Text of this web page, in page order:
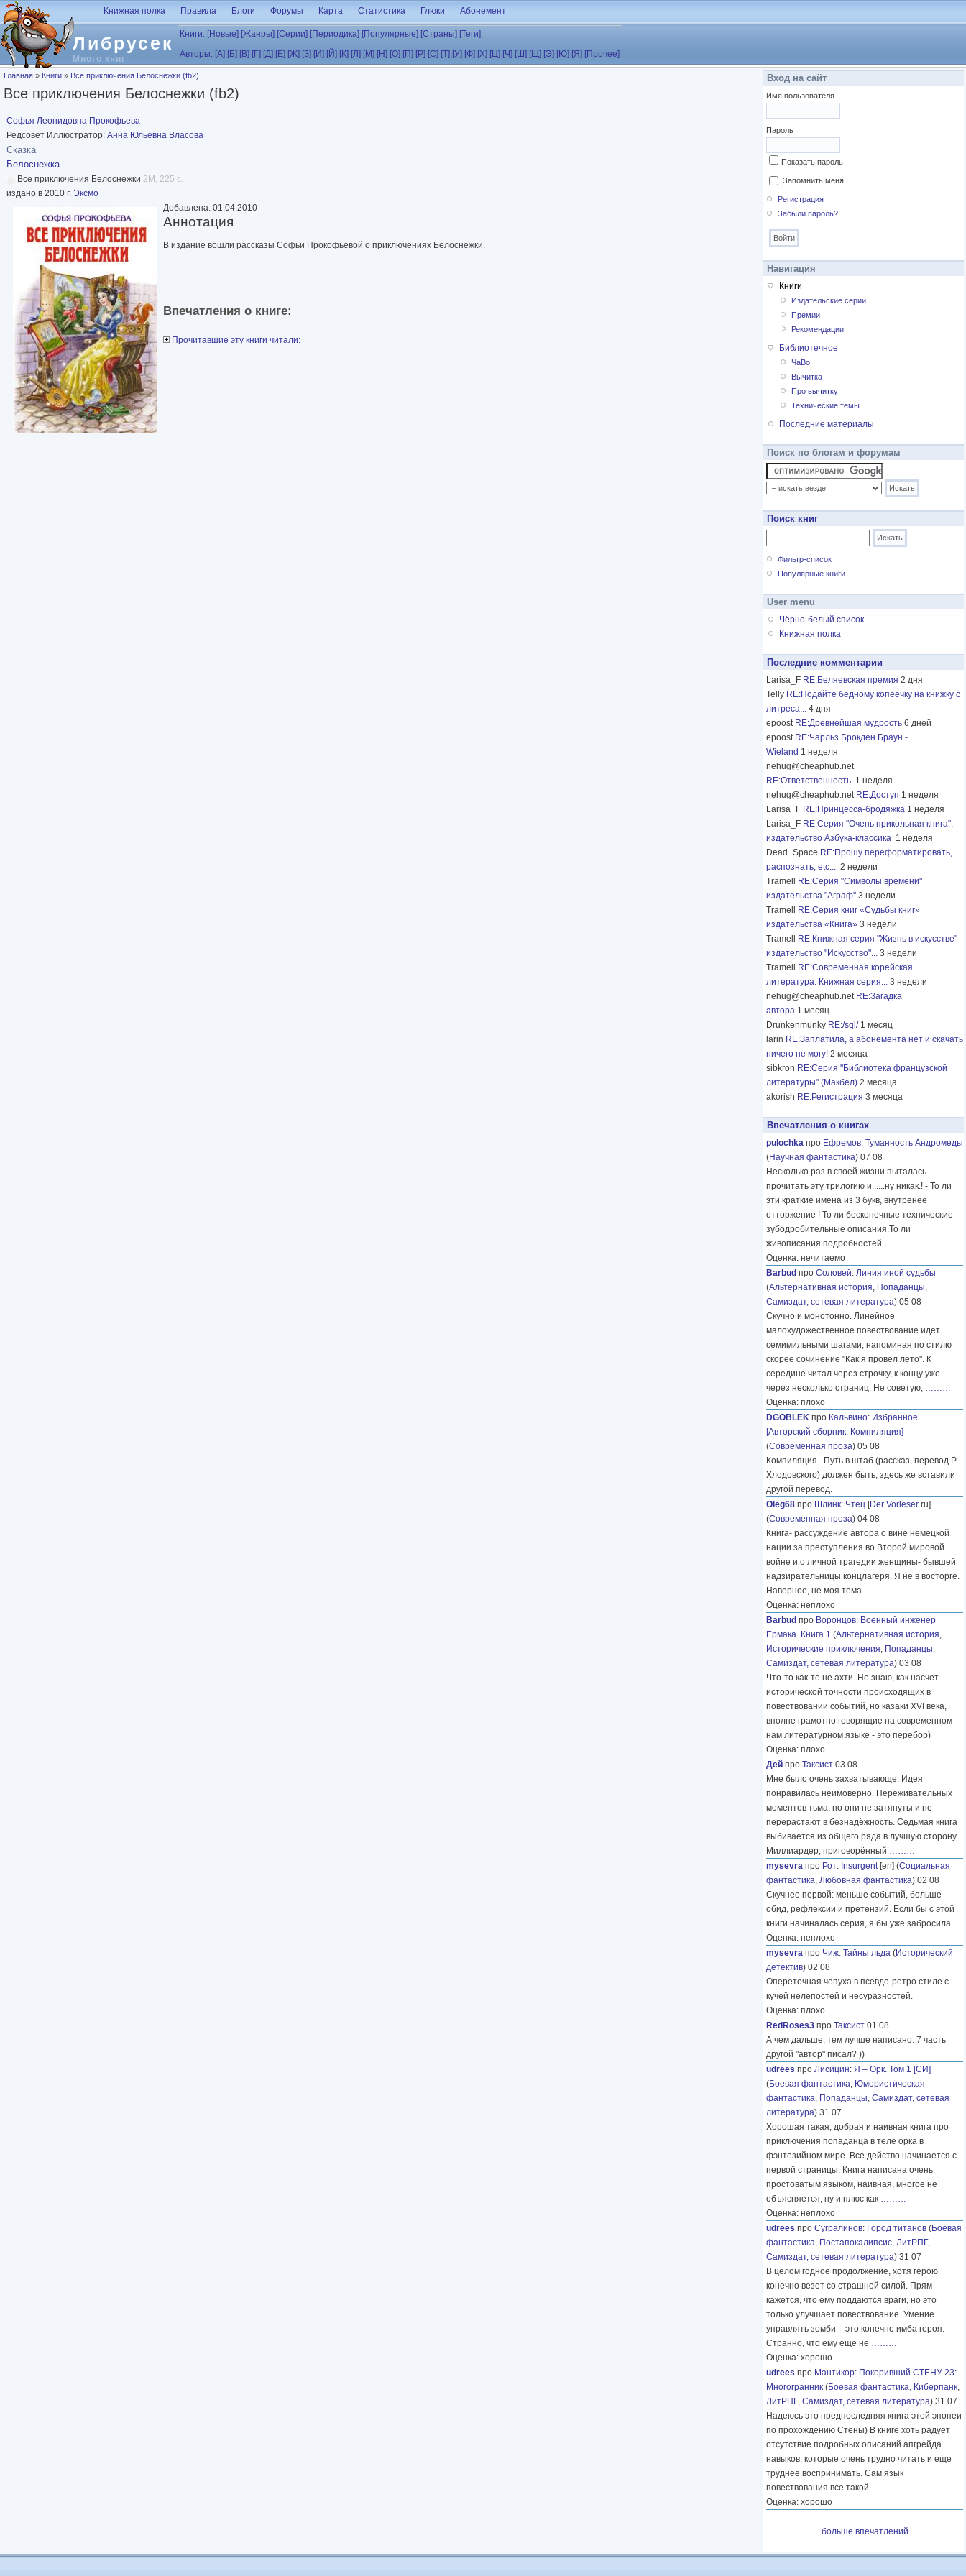
Перейти к основному содержанию
Либрусек
Много книг
Книжная полка Правила Блоги Форумы Карта Статистика Глюки Абонемент
Книги: [Новые] [Жанры] [Серии] [Периодика] [Популярные] [Страны] [Теги]
Авторы: [А] [Б] [В] [Г] [Д] [Е] [Ж] [З] [И] [Й] [К] [Л] [М] [Н] [О] [П] [Р] [С] [Т] [У] [Ф] [Х] [Ц] [Ч] [Ш] [Щ] [Э] [Ю] [Я] [Прочее]
Вы здесь
Главная » Книги » Все приключения Белоснежки (fb2)
Все приключения Белоснежки (fb2)
Софья Леонидовна Прокофьева
Редсовет Иллюстратор: Анна Юльевна Власова
Сказка
Белоснежка
Все приключения Белоснежки 2M, 225 с.
издано в 2010 г. Эксмо
Добавлена: 01.04.2010
Аннотация
В издание вошли рассказы Софьи Прокофьевой о приключениях Белоснежки.
Впечатления о книге:
Прочитавшие эту книги читали:
Вход на сайт
Имя пользователя
Пароль
Показать пароль
Запомнить меня
Регистрация
Забыли пароль?
Навигация
Книги
Издательские серии
Премии
Рекомендации
Библиотечное
ЧаВо
Вычитка
Про вычитку
Технические темы
Последние материалы
Поиск по блогам и форумам
Поиск книг
Фильтр-список
Популярные книги
User menu
Чёрно-белый список
Книжная полка
Последние комментарии
Larisa_F RE:Беляевская премия 2 дня
Telly RE:Подайте бедному копеечку на книжку с
литреса... 4 дня
epoost RE:Древнейшая мудрость 6 дней
epoost RE:Чарльз Брокден Браун -
Wieland 1 неделя
nehug@cheaphub.net
RE:Ответственность. 1 неделя
nehug@cheaphub.net RE:Доступ 1 неделя
Larisa_F RE:Принцесса-бродяжка 1 неделя
Larisa_F RE:Серия "Очень прикольная книга",
издательство Азбука-классика 1 неделя
Dead_Space RE:Прошу переформатировать,
распознать, etc... 2 недели
Tramell
RE:Серия "Символы времени"
издательства "Аграф" 3 недели
Tramell
RE:Серия книг «Судьбы книг»
издательства «Книга» 3 недели
Tramell
RE:Книжная серия "Жизнь в искусстве"
издательство "Искусство"... 3 недели
Tramell
RE:Современная корейская
литература. Книжная серия... 3 недели
nehug@cheaphub.net RE:Загадка
автора 1 месяц
Drunkenmunky RE:/sql/ 1 месяц
larin RE:Заплатила, а абонемента нет и скачать
ничего не могу! 2 месяца
sibkron RE:Серия "Библиотека французской
литературы" (Макбел) 2 месяца
akorish RE:Регистрация 3 месяца
Впечатления о книгах
pulochka про Ефремов: Туманность Андромеды
(Научная фантастика) 07 08
Несколько раз в своей жизни пыталась
прочитать эту трилогию и......ну никак.! - То ли
эти краткие имена из 3 букв, внутренее
отторжение ! То ли бесконечные технические
зубодробительные описания.То ли
живописания подробностей ………
Оценка: нечитаемо
Barbud про Соловей: Линия иной судьбы
(Альтернативная история, Попаданцы,
Самиздат, сетевая литература) 05 08
Скучно и монотонно. Линейное
малохудожественное повествование идет
семимильными шагами, напоминая по стилю
скорее сочинение "Как я провел лето". К
середине читал через строчку, к концу уже
через несколько страниц. Не советую, ………
Оценка: плохо
DGOBLEK про Кальвино: Избранное
[Авторский сборник. Компиляция]
(Современная проза) 05 08
Компиляция...Путь в штаб (рассказ, перевод Р.
Хлодовского) должен быть, здесь же вставили
другой перевод.
Oleg68 про Шлинк: Чтец [Der Vorleser ru]
(Современная проза) 04 08
Книга- рассуждение автора о вине немецкой
нации за преступления во Второй мировой
войне и о личной трагедии женщины- бывшей
надзирательницы концлагеря. Я не в восторге.
Наверное, не моя тема.
Оценка: неплохо
Barbud про Воронцов: Военный инженер
Ермака. Книга 1 (Альтернативная история,
Исторические приключения, Попаданцы,
Самиздат, сетевая литература) 03 08
Что-то как-то не ахти. Не знаю, как насчет
исторической точности происходящих в
повествовании событий, но казаки XVI века,
вполне грамотно говорящие на современном
нам литературном языке - это перебор)
Оценка: плохо
Дей про Таксист 03 08
Мне было очень захватывающе. Идея
понравилась неимоверно. Переживательных
моментов тьма, но они не затянуты и не
перерастают в безнадёжность. Седьмая книга
выбивается из общего ряда в лучшую сторону.
Миллиардер, приговорённый ………
mysevra про Рот: Insurgent[en] (Социальная
фантастика, Любовная фантастика) 02 08
Скучнее первой: меньше событий, больше
обид, рефлексии и претензий. Если бы с этой
книги начиналась серия, я бы уже забросила.
Оценка: неплохо
mysevra про Чиж: Тайны льда (Исторический
детектив) 02 08
Опереточная чепуха в псевдо-ретро стиле с
кучей нелепостей и несуразностей.
Оценка: плохо
RedRoses3 про Таксист 01 08
А чем дальше, тем лучше написано. 7 часть
другой "автор" писал? ))
udrees про Лисицин: Я – Орк. Том 1 [СИ]
(Боевая фантастика, Юмористическая
фантастика, Попаданцы, Самиздат, сетевая
литература) 31 07
Хорошая такая, добрая и наивная книга про
приключения попаданца в теле орка в
фэнтезийном мире. Все действо начинается с
первой страницы. Книга написана очень
простоватым языком, наивная, многое не
объясняется, ну и плюс как ………
Оценка: неплохо
udrees про Сугралинов: Город титанов (Боевая
фантастика, Постапокалипсис, ЛитРПГ,
Самиздат, сетевая литература) 31 07
В целом годное продолжение, хотя герою
конечно везет со страшной силой. Прям
кажется, что ему поддаются враги, но это
только улучшает повествование. Умение
управлять зомби – это конечно имба героя.
Странно, что ему еще не ………
Оценка: хорошо
udrees про Мантикор: Покоривший СТЕНУ 23:
Многогранник (Боевая фантастика, Киберпанк,
ЛитРПГ, Самиздат, сетевая литература) 31 07
Надеюсь это предпоследняя книга этой эпопеи
по прохождению Стены) В книге хоть радует
отсутствие подробных описаний апгрейда
навыков, которые очень трудно читать и еще
труднее воспринимать. Сам язык
повествования все такой ………
Оценка: хорошо
больше впечатлений